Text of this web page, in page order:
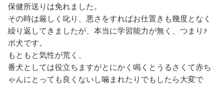
保健所送りは免れました。
その時は厳しく叱り、悪さをすればお仕置きも幾度となく
繰り返してきましたが、本当に学習能力が無く、つまりｧ
ポ犬です。
もともと気性が荒く、
番犬としては役立ちますがとにかく鳴くとうるさくて赤ち
ゃんにとっても良くないし噛まれたりでもしたら大変で